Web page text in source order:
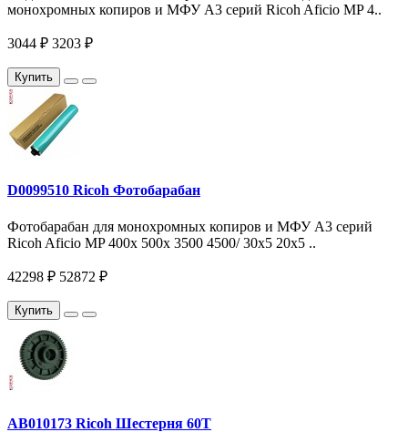
монохромных копиров и МФУ A3 серий Ricoh Aficio MP 4..
3044 ₽ 3203 ₽
Купить
D0099510 Ricoh Фотобарабан
Фотобарабан для монохромных копиров и МФУ A3 серий
Ricoh Aficio MP 400x 500x 3500 4500/ 30x5 20x5 ..
42298 ₽ 52872 ₽
Купить
AB010173 Ricoh Шестерня 60T